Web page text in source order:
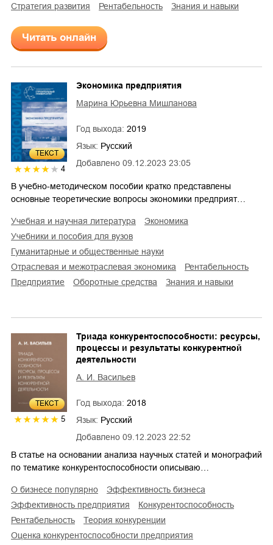
стратегия развития
рентабельность знания и навыки
Читать онлайн
ТЕКСТ
4
Добавлено 09.12.2023 23:05
Экономика предприятия
Марина Юрьевна Мишланова
Год выхода: 2019
Язык: Русский
В учебно-методическом пособии кратко представлены
основные теоретические вопросы экономики предприят…
учебная и научная литература
экономика
учебники и пособия для вузов
гуманитарные и общественные науки
отраслевая и межотраслевая экономика
рентабельность
предприятие
оборотные средства знания и навыки
ТЕКСТ
5
Добавлено 09.12.2023 22:52
Триада конкурентоспособности: ресурсы,
процессы и результаты конкурентной
деятельности
А. И. Васильев
Год выхода: 2018
Язык: Русский
В статье на основании анализа научных статей и монографий
по тематике конкурентоспособности описываю…
о бизнесе популярно
эффективность бизнеса
эффективность предприятия
конкурентоспособность
рентабельность
теория конкуренции
оценка конкурентоспособности предприятия